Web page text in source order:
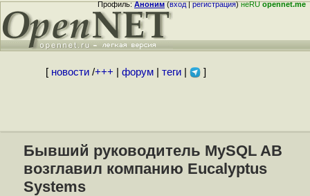
Профиль:Аноним(вход|регистрация)неRUopennet.me
[ новости/+++ форум| теги| ]
Бывший руководитель MySQL AB
возглавил компанию Eucalyptus
Systems